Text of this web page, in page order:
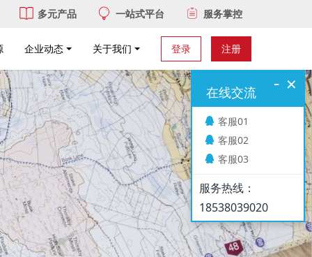
多元产品 一站式平台 服务掌控
登录 注册
企业动态 关于我们
×
-
在线交流
客服01
客服02
客服03
服务热线：
18538039020